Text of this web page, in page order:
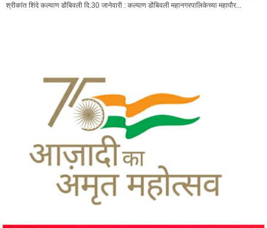
श्रीकांत शिंदे कल्याण डोंबिवली दि.30 जानेवारी : कल्याण डोंबिवली महानगरपालिकेच्या महापौर...